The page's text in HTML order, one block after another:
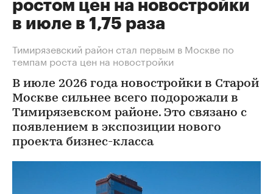
ростом цен на новостройки
в июле в 1,75 раза
Тимирязевский район стал первым в Москве по
темпам роста цен на новостройки
В июле 2026 года новостройки в Старой
Москве сильнее всего подорожали в
Тимирязевском районе. Это связано с
появлением в экспозиции нового
проекта бизнес-класса